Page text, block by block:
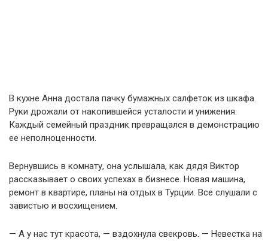
В кухне Анна достала пачку бумажных салфеток из шкафа.
Руки дрожали от накопившейся усталости и унижения.
Каждый семейный праздник превращался в демонстрацию
ее неполноценности.
Вернувшись в комнату, она услышала, как дядя Виктор
рассказывает о своих успехах в бизнесе. Новая машина,
ремонт в квартире, планы на отдых в Турции. Все слушали с
завистью и восхищением.
— А у нас тут красота, — вздохнула свекровь. — Невестка на